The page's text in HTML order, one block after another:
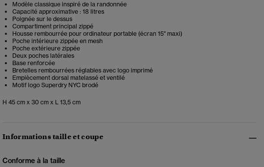
Modèle classique inspiré de la randonnée
Capacité approximative : 18 litres
Poignée sur le dessus
Compartiment principal zippé
Housse rembourrée pour ordinateur portable (écran 15" maxi)
Poche intérieure zippée en mesh
Poche extérieure zippée
Deux poches latérales
Base renforcée
Bretelles rembourrées réglables avec logo imprimé
Empiècement dorsal matelassé et ventilé
Motif logo Superdry NYC brodé
H 45 cm x 30 cm x L 13,5 cm
Informations taille et coupe
Conforme à la taille